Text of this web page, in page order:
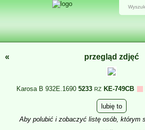
« przegląd zdjęć
Karosa B 932E.1690 5233 RZ KE-749CB
lubię to
Aby polubić i zobaczyć listę osób, którym